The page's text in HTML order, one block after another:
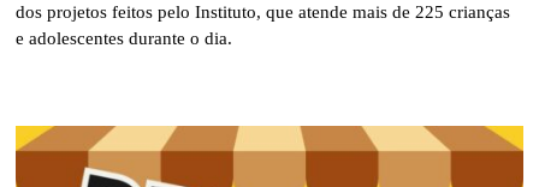
dos projetos feitos pelo Instituto, que atende mais de 225 crianças
e adolescentes durante o dia.